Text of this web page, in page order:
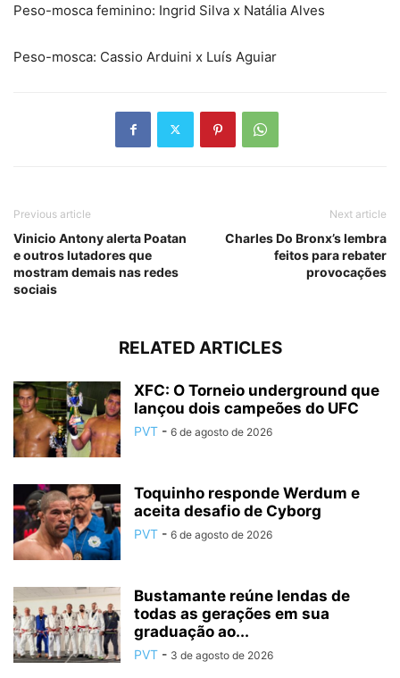
Peso-mosca feminino: Ingrid Silva x Natália Alves
Peso-mosca: Cassio Arduini x Luís Aguiar
Previous article
Vinicio Antony alerta Poatan
e outros lutadores que
mostram demais nas redes
sociais
Next article
Charles Do Bronx’s lembra
feitos para rebater
provocações
RELATED ARTICLES
XFC: O Torneio underground que
lançou dois campeões do UFC
PVT - 6 de agosto de 2026
Toquinho responde Werdum e
aceita desafio de Cyborg
PVT - 6 de agosto de 2026
Bustamante reúne lendas de
todas as gerações em sua
graduação ao...
PVT - 3 de agosto de 2026